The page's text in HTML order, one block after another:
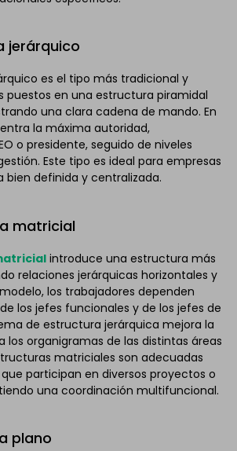
jerárquico
es el tipo más tradicional y
puestos en una estructura piramidal
una clara cadena de mando. En
la máxima autoridad,
o presidente, seguido de niveles
Este tipo es ideal para empresas
definida y centralizada.
matricial
introduce una estructura más
relaciones jerárquicas horizontales y
los trabajadores dependen
los jefes funcionales y de los jefes de
de estructura jerárquica mejora la
los organigramas de las distintas áreas
matriciales son adecuadas
participan en diversos proyectos o
una coordinación multifuncional.
plano